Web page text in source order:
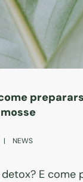
| NEWS
detox? E come